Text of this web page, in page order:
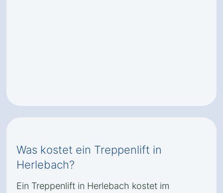
Was kostet ein Treppenlift in
Herlebach?
Ein Treppenlift in Herlebach kostet im